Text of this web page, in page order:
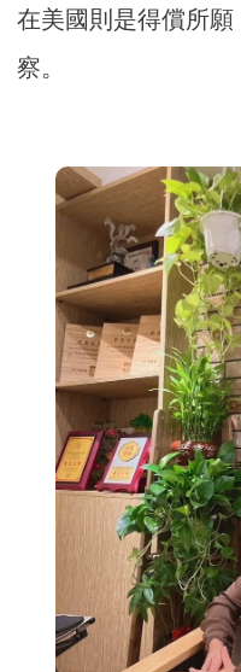
在美國則是得償所
察。